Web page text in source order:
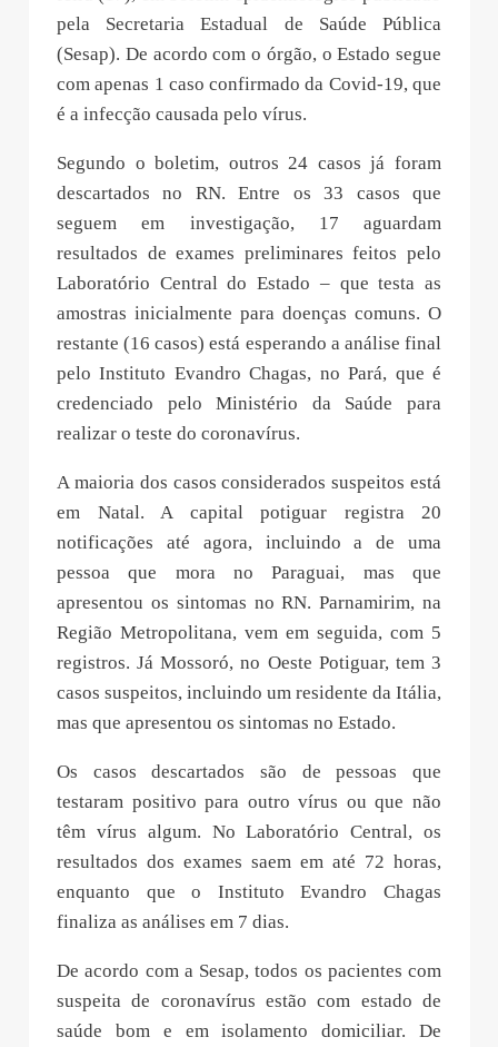
número foi atualizado na manhã desta terça-
feira (17), em boletim epidemiológico publicado
pela Secretaria Estadual de Saúde Pública
(Sesap). De acordo com o órgão, o Estado segue
é a infecção causada pelo vírus.
Segundo o boletim, outros 24 casos já foram
descartados no RN. Entre os 33 casos que
seguem em investigação, 17 aguardam
resultados de exames preliminares feitos pelo
Laboratório Central do Estado – que testa as
amostras inicialmente para doenças comuns. O
restante (16 casos) está esperando a análise final
pelo Instituto Evandro Chagas, no Pará, que é
realizar o teste do coronavírus.
A maioria dos casos considerados suspeitos está
em Natal. A capital potiguar registra 20
notificações até agora, incluindo a de uma
pessoa que mora no Paraguai, mas que
apresentou os sintomas no RN. Parnamirim, na
Região Metropolitana, vem em seguida, com 5
registros. Já Mossoró, no Oeste Potiguar, tem 3
mas que apresentou os sintomas no Estado.
Os casos descartados são de pessoas que
testaram positivo para outro vírus ou que não
têm vírus algum. No Laboratório Central, os
resultados dos exames saem em até 72 horas,
finaliza as análises em 7 dias.
De acordo com a Sesap, todos os pacientes com